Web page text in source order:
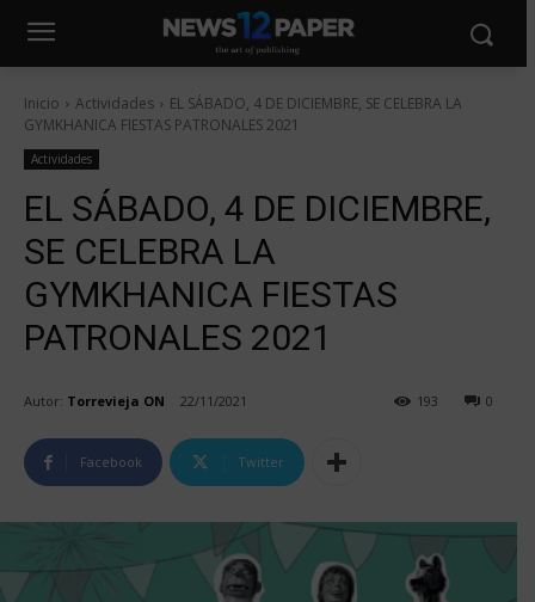
Inicio Actividades
EL SÁBADO, 4 DE DICIEMBRE, SE CELEBRA LA
GYMKHANICA FIESTAS PATRONALES 2021
Actividades
EL SÁBADO, 4 DE DICIEMBRE,
SE CELEBRA LA
GYMKHANICA FIESTAS
PATRONALES 2021
Autor: Torrevieja ON 22/11/2021 0
193
Facebook Twitter